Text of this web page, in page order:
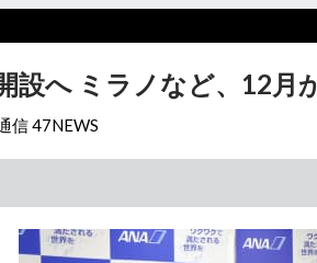
設へ ミラノなど、12月
信 47NEWS